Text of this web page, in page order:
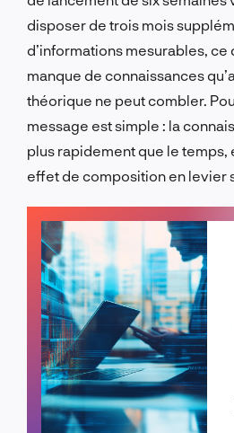
disposer de trois mois
d’informations mesurables,
manque de connaissances
théorique ne peut combler.
message est simple : la
plus rapidement que le temps,
effet de composition en levier